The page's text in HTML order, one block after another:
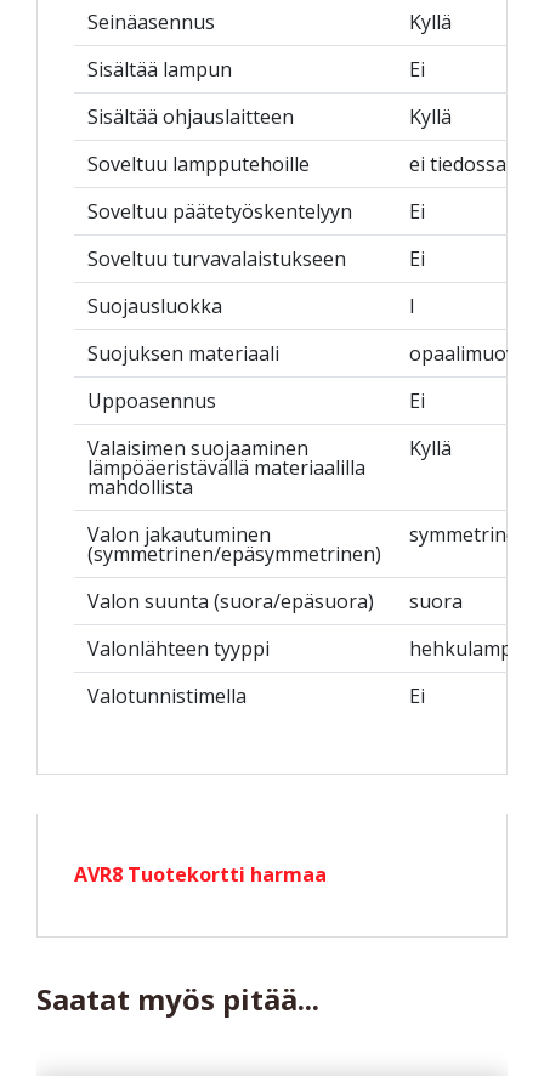
Seinäasennus
Kyllä
Sisältää lampun
Ei
Sisältää ohjauslaitteen
Kyllä
Soveltuu lampputehoille
ei tiedossa
Soveltuu päätetyöskentelyyn
Ei
Soveltuu turvavalaistukseen
Ei
Suojausluokka
I
Suojuksen materiaali
opaalimuovi
Uppoasennus
Ei
Valaisimen suojaaminen
lämpöäeristävällä materiaalilla
mahdollista
Kyllä
Valon jakautuminen
(symmetrinen/epäsymmetrinen)
symmetrinen
Valon suunta (suora/epäsuora)
suora
Valonlähteen tyyppi
hehkulamppu
Valotunnistimella
Ei
AVR8 Tuotekortti harmaa
Saatat myös pitää...